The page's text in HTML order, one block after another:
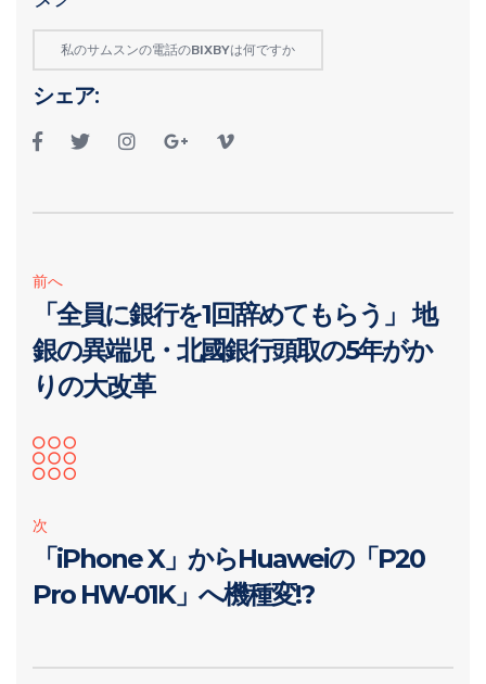
私のサムスンの電話のBIXBYは何ですか
シェア:
前へ
「全員に銀行を1回辞めてもらう」 地
銀の異端児・北國銀行頭取の5年がか
りの大改革
次
「iPhone X」からHuaweiの「P20
Pro HW-01K」へ機種変!?